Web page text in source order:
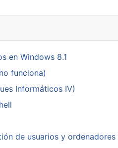
en Windows 8.1
funciona)
Informáticos IV)
de usuarios y ordenadores